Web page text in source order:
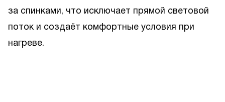
за спинками, что исключает прямой световой
поток и создаёт комфортные условия при
нагреве.